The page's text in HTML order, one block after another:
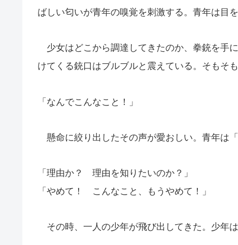
ばしい匂いが青年の嗅覚を刺激する。青年は目を
少女はどこから調達してきたのか、拳銃を手
けてくる銃口はブルブルと震えている。そもそも
「なんでこんなこと！」
懸命に絞り出したその声が愛おしい。青年は「
「理由か？ 理由を知りたいのか？」
「やめて！ こんなこと、もうやめて！」
その時、一人の少年が飛び出してきた。少年